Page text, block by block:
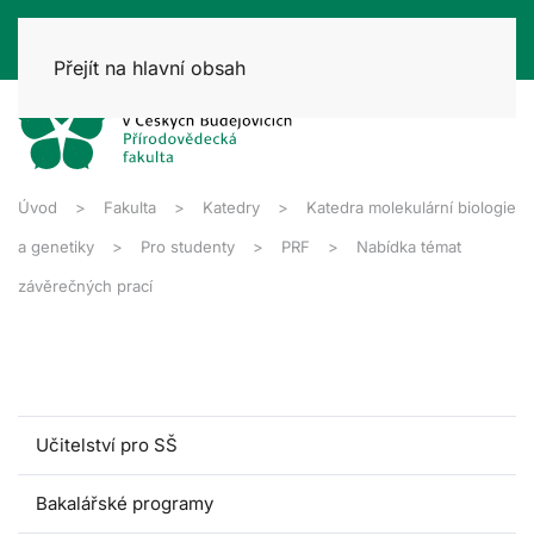
Přejít na hlavní obsah
Úvod Fakulta Katedry Katedra molekulární biologie
a genetiky Pro studenty PRF Nabídka témat
závěrečných prací
Učitelství pro SŠ
Bakalářské programy